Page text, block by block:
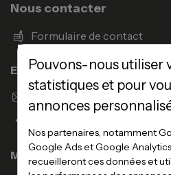
Nous contacter
Formulaire de contact
Enseigne Atlas Home
Envoyer un email
Magasins
Pouvons-nous utiliser
statistiques et pour
annonces
Nos partenaires, notamment
Google Ads et Google
recueilleront ces données et